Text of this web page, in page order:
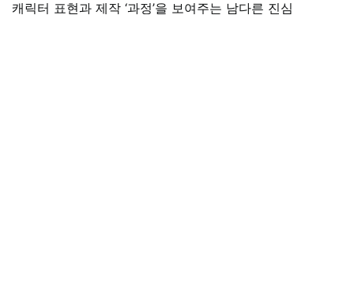
캐릭터 표현과 제작 ‘과정’을 보여주는 남다른 진심